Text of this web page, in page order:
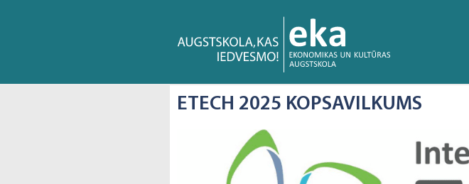
ETECH 2025 KOPSAVILKUMS